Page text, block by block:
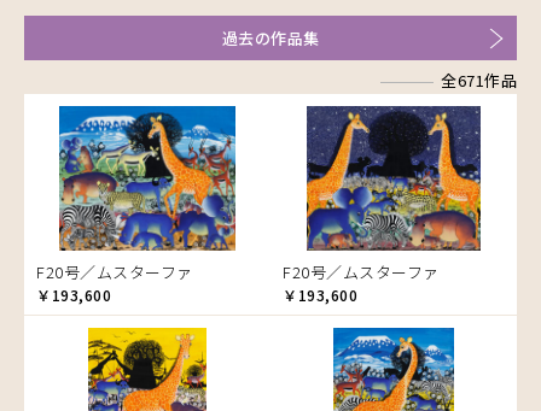
朝焼け
家
イノシシ
イボイノシシ
イルカ
インパラ
うさぎ
お祭り
音楽
カエル
かくれんぼ
～￥10,000
￥30,001～40,000
￥40,001～60,000
￥60,001～80,000
￥80,001～100,000
￥100,001～
Artist
ア行
アウスィー
アキリ
アグネス
アジャバ
アダム
アダムス
アパイ
アバス
アブー
アブダラ
カ行
カケパ
カッシム
ガヨ
カンビリ
ゴッドフレイ
コルンバ
サ行
サイディ
ザチ
サビティ
サランゲ
サンデイ
サンデイビッタ
シャハ
シャバーニ
タ行
チャド
チャリンダ
チワヤ
ドゥケ
ドサ
ナ行
ナココ
ハ行
ハッサーニ
ベッカー
ブッシーリ
マ行
マウラーナ
マトゥカ
マジドゥ
マブサ
ヤ行
ヤッスィーニ（ヤッスィン）
ヤフィドゥ
ラシッド.ムズグノ
ラシディ
Size
F3号
F4号
F8号
F12号
F20号
規格外S
規格外M
規格外L
Frame
木枠張り／パネル
アートフレーム
過去の作品集
全671作品
F20号／ムスターファ
￥193,600
F20号／ムスターファ
￥193,600